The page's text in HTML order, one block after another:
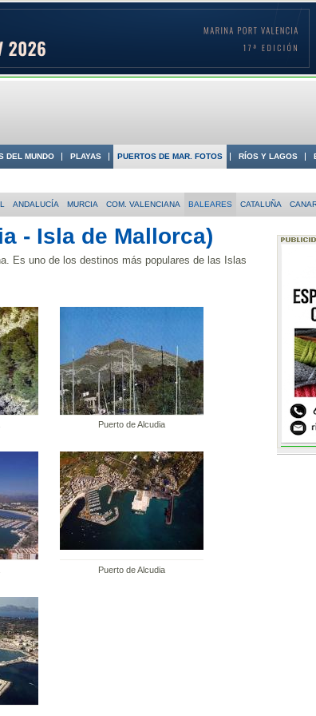
DEL MUNDO PLAYAS PUERTOS DE MAR. FOTOS RÍOS Y LAGOS
ANDALUCÍA MURCIA COM. VALENCIANA BALEARES CATALUÑA
- Isla de Mallorca)
Es uno de los destinos más populares de las Islas
Puerto de Alcudia
Puerto de Alcudia